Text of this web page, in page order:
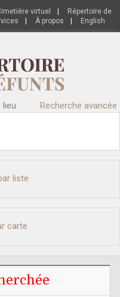
virtuel
Répertoire de
À propos English
lieu Recherche avancée
liste
carte